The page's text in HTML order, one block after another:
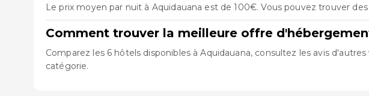
Le prix moyen par nuit à Aquidauana est de 100€. Vous pouvez trouver
Comment trouver la meilleure offre
Comparez les 6 hôtels disponibles à Aquidauana, consultez les avis
catégorie.